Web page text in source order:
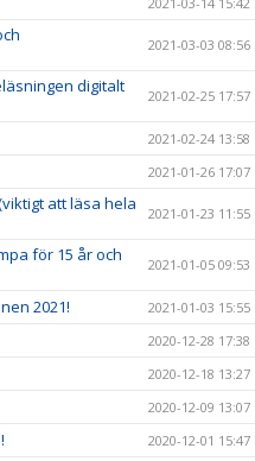
2021-03-03 08:56
digitalt
2021-02-25 17:57
2021-02-24 13:58
2021-01-26 17:07
att läsa hela
2021-01-23 11:55
för 15 år och
2021-01-05 09:53
2021! 2021-01-03 15:55
2020-12-28 17:38
2020-12-18 13:27
2020-12-09 13:07
2020-12-01 15:47